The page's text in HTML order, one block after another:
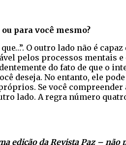
para você mesmo?
que…”. O outro lado não é
pelos processos mentais
do fato de que o
deseja. No entanto, ele
Se você compreender
lado. A regra número
edição da Revista Paz – não